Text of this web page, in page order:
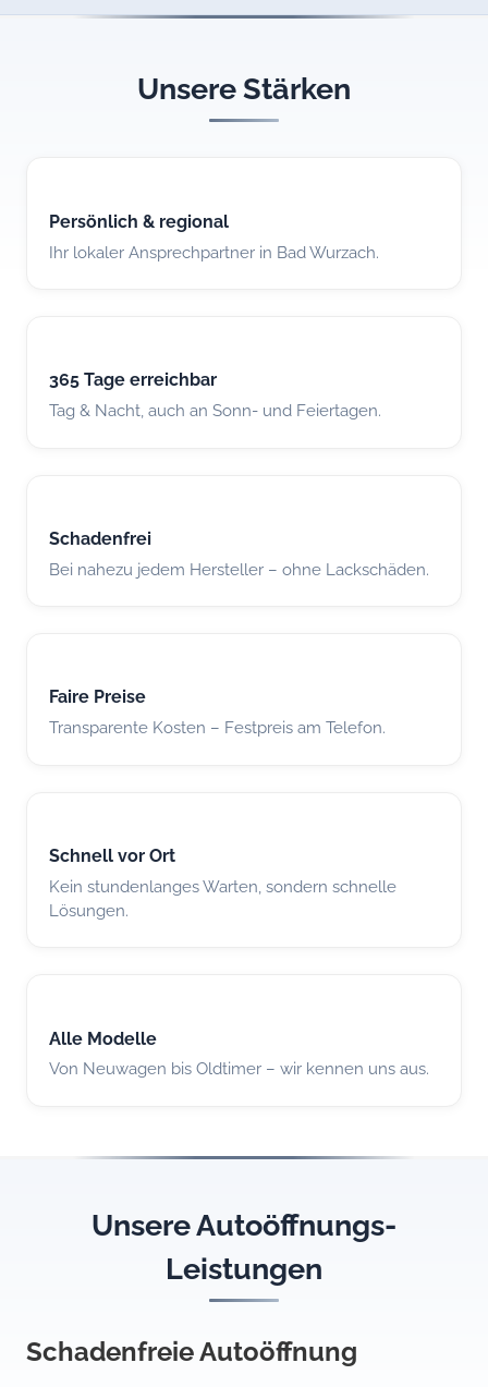
Unsere Stärken
Persönlich & regional
Ihr lokaler Ansprechpartner in Bad Wurzach.
365 Tage erreichbar
Tag & Nacht, auch an Sonn- und Feiertagen.
Schadenfrei
Bei nahezu jedem Hersteller – ohne Lackschäden.
Faire Preise
Transparente Kosten – Festpreis am Telefon.
Schnell vor Ort
Kein stundenlanges Warten, sondern schnelle
Lösungen.
Alle Modelle
Von Neuwagen bis Oldtimer – wir kennen uns aus.
Unsere Autoöffnungs-
Leistungen
Schadenfreie Autoöffnung